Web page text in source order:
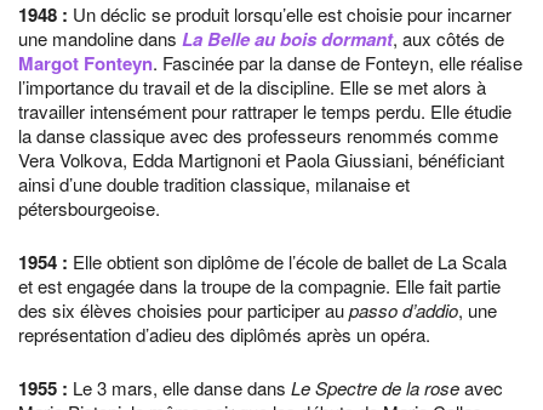
1948 : Un déclic se produit lorsqu’elle est choisie pour incarner
une mandoline dans La Belle au bois dormant, aux côtés de
Margot Fonteyn. Fascinée par la danse de Fonteyn, elle réalise
l’importance du travail et de la discipline. Elle se met alors à
travailler intensément pour rattraper le temps perdu. Elle étudie
la danse classique avec des professeurs renommés comme
Vera Volkova, Edda Martignoni et Paola Giussiani, bénéficiant
ainsi d’une double tradition classique, milanaise et
pétersbourgeoise.
1954 : Elle obtient son diplôme de l’école de ballet de La Scala
et est engagée dans la troupe de la compagnie. Elle fait partie
des six élèves choisies pour participer aupasso d’addio, une
représentation d’adieu des diplômés après un opéra.
1955 : Le 3 mars, elle danse dans Le Spectre de la roseavec